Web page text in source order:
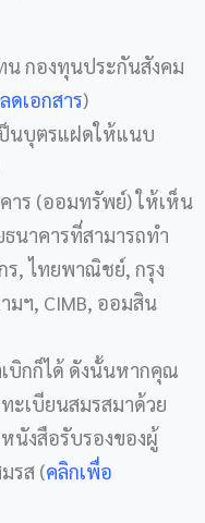
กองทุนประกันสังคม
ดเอกสาร)
ป็นบุตรแฝดให้แนบ
าร (ออมทรัพย์) ให้เห็น
นาคารที่สามารถทำ
ร, ไทยพาณิชย์, กรุง
มฯ, CIMB, ออมสิน
กก็ได้ ดังนั้นหากคุณ
ะเบียนสมรสมาด้วย
นังสือรับรองของผู้
รส (คลิกเพื่อ